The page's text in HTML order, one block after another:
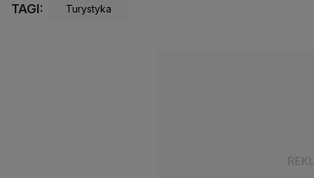
TAGI: Turystyka